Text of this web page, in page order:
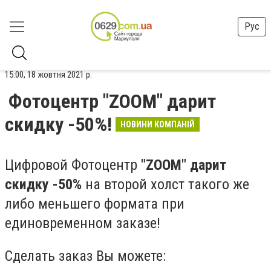
Рус
15:00, 18 жовтня 2021 р.
Фотоцентр "ZOOM" дарит
скидку -50%!
НОВИНИ КОМПАНІЙ
Цифровой Фотоцентр "ZOOM" дарит
скидку -50% на второй холст такого же
либо меньшего формата при
единовременном заказе!
Сделать заказ Вы можете: